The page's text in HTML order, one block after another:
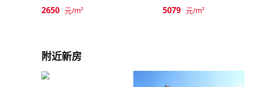
2650 元/m² 5079 元/m²
附近新房